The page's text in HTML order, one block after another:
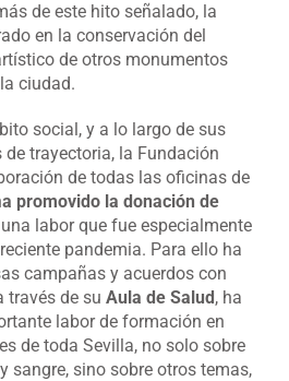
de este hito señalado, la
en la conservación del
de otros monumentos
ciudad.
social, y a lo largo de sus
trayectoria, la Fundación
de todas las oficinas de
a promovido la donación de
labor que fue especialmente
pandemia. Para ello ha
campañas y acuerdos con
través de su Aula de Salud, ha
labor de formación en
de toda Sevilla, no solo sobre
sangre, sino sobre otros temas,